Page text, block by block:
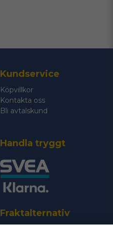
Kundservice
Köpvillkor
Kontakta oss
Bli avtalskund
Handla tryggt
Fraktalternativ